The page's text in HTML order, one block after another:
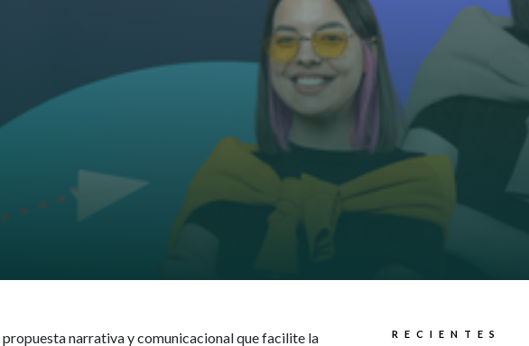
narrativa y comunicacional que facilite la
RECIENTES